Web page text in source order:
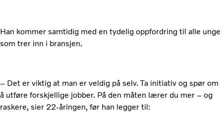
Han kommer samtidig med en tydelig oppfordring til alle unge
som trer inn i bransjen.
– Det er viktig at man er veldig på selv. Ta initiativ og spør om
å utføre forskjellige jobber. På den måten lærer du mer – og
raskere, sier 22-åringen, før han legger til: